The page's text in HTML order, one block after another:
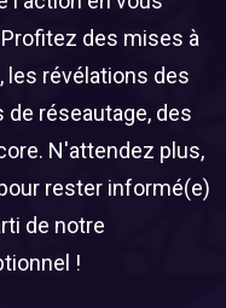
des mises à
les révélations des
réseautage, des
N'attendez plus,
rester informé(e)
de notre
!